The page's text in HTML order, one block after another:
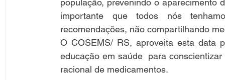
população, prevenindo o aparecimento
importante que todos nós
recomendações, não compartilhando
O COSEMS/ RS, aproveita esta data
educação em saúde  para
racional de medicamentos.